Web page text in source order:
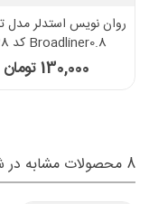
روان نویس استدلر مدل
Broadliner0.8 کد 338
130,000 تومان
8 محصولات مشابه در شاخه های مختلف: